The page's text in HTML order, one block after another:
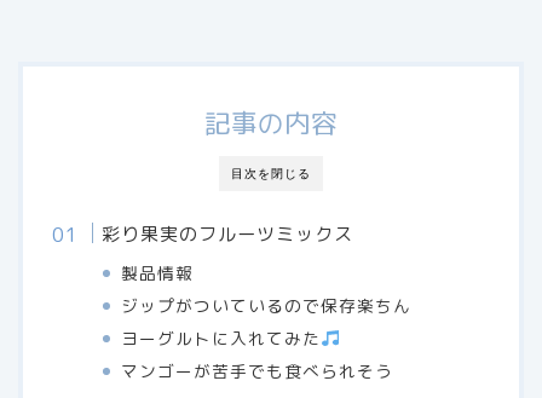
目次を閉じる
記事の内容
彩り果実のフルーツミックス
製品情報
ジップがついているので保存楽ちん
ヨーグルトに入れてみた
マンゴーが苦手でも食べられそう